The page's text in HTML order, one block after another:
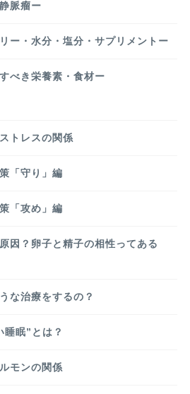
脈瘤ー
ー・水分・塩分・サプリメントー
べき栄養素・食材ー
トレスの関係
「守り」編
「攻め」編
因？卵子と精子の相性ってある
な治療をするの？
睡眠”とは？
モンの関係